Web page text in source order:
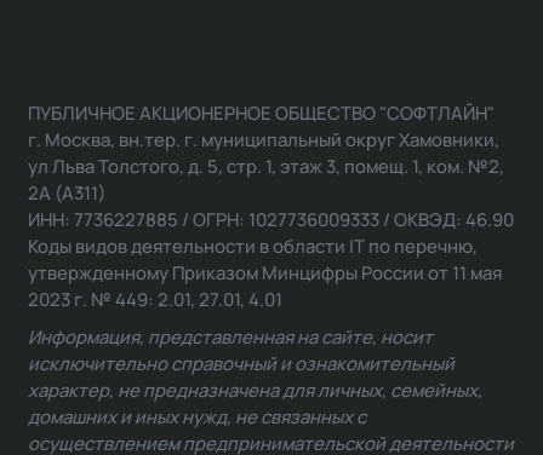
ПУБЛИЧНОЕ АКЦИОНЕРНОЕ ОБЩЕСТВО "СОФТЛАЙН"
г. Москва, вн.тер. г. муниципальный округ Хамовники,
ул Льва Толстого, д. 5, стр. 1, этаж 3, помещ. 1, ком. №2,
2А (А311)
ИНН: 7736227885 / ОГРН: 1027736009333 / ОКВЭД: 46.90
Коды видов деятельности в области IT по перечню,
утвержденному Приказом Минцифры России от 11 мая
2023 г. № 449: 2.01, 27.01, 4.01
Информация, представленная на сайте, носит
исключительно справочный и ознакомительный
характер, не предназначена для личных, семейных,
домашних и иных нужд, не связанных с
осуществлением предпринимательской деятельности